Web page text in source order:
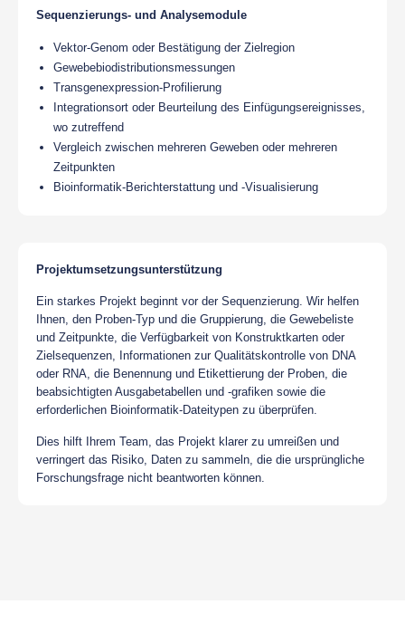
Sequenzierungs- und Analysemodule
Vektor-Genom oder Bestätigung der Zielregion
Gewebebiodistributionsmessungen
Transgenexpression-Profilierung
Integrationsort oder Beurteilung des Einfügungsereignisses,
wo zutreffend
Vergleich zwischen mehreren Geweben oder mehreren
Zeitpunkten
Bioinformatik-Berichterstattung und -Visualisierung
Projektumsetzungsunterstützung
Ein starkes Projekt beginnt vor der Sequenzierung. Wir helfen
Ihnen, den Proben-Typ und die Gruppierung, die Gewebeliste
und Zeitpunkte, die Verfügbarkeit von Konstruktkarten oder
Zielsequenzen, Informationen zur Qualitätskontrolle von DNA
oder RNA, die Benennung und Etikettierung der Proben, die
beabsichtigten Ausgabetabellen und -grafiken sowie die
erforderlichen Bioinformatik-Dateitypen zu überprüfen.
Dies hilft Ihrem Team, das Projekt klarer zu umreißen und
verringert das Risiko, Daten zu sammeln, die die ursprüngliche
Forschungsfrage nicht beantworten können.